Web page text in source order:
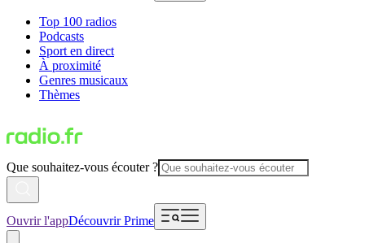
Top 100 radios
Podcasts
Sport en direct
À proximité
Genres musicaux
Thèmes
Que souhaitez-vous écouter ?
Ouvrir l'appDécouvrir Prime